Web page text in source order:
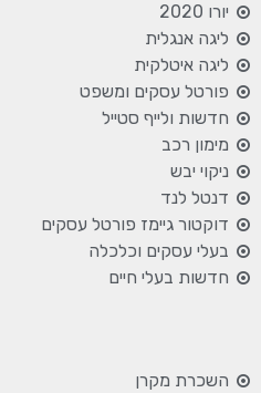
יורו 2020
ליגה אנגלית
ליגה איטלקית
פורטל עסקים ומשפט
חדשות ולייף סטייל
מימון רכב
ניקוי יבש
דנטל לנד
דוקטור גיימז פורטל עסקים
בעלי עסקים וכלכלה
חדשות בעלי חיים
השכרת מקרן